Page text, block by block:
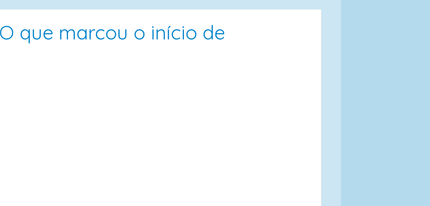
que marcou o início de